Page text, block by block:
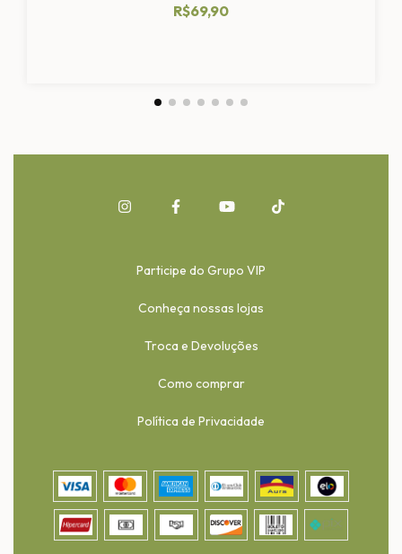
R$69,90
Participe do Grupo VIP
Conheça nossas lojas
Troca e Devoluções
Como comprar
Política de Privacidade